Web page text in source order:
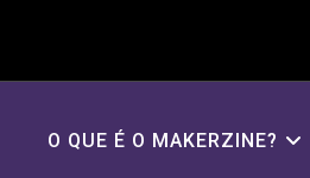
O QUE É O MAKERZINE?